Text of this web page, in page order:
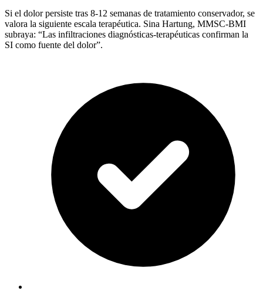
Si el dolor persiste tras 8-12 semanas de tratamiento conservador, se
valora la siguiente escala terapéutica. Sina Hartung, MMSC-BMI
subraya: “Las infiltraciones diagnósticas-terapéuticas confirman la
SI como fuente del dolor”.